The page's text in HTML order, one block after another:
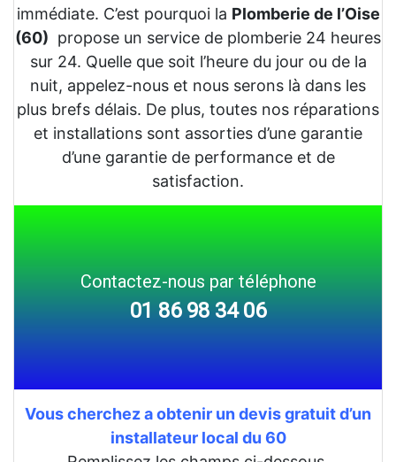
immédiate. C’est pourquoi la Plomberie de l’Oise
(60) propose un service de plomberie 24 heures
sur 24. Quelle que soit l’heure du jour ou de la
nuit, appelez-nous et nous serons là dans les
plus brefs délais. De plus, toutes nos réparations
et installations sont assorties d’une garantie
d’une garantie de performance et de
satisfaction.
Contactez-nous par téléphone
01 86 98 34 06
Vous cherchez a obtenir un devis gratuit d’un
installateur local du 60